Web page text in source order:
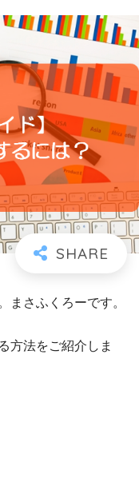
まさふくろーです。
方法をご紹介しま